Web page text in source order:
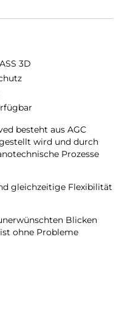
3D
besteht aus AGC
wird und durch
Prozesse
gleichzeitige Flexibilität
Blicken
ohne Probleme
der Seite
gewölbt und passt
eine bessere Haptik
Display